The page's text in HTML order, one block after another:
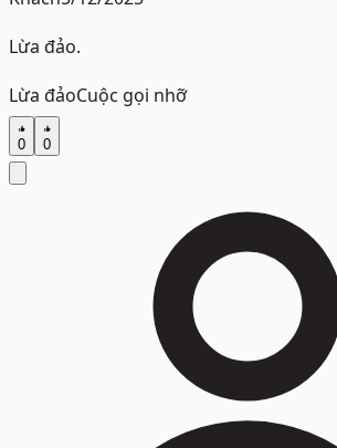
Lừa đảo.
Lừa đảoCuộc gọi nhỡ
0 0